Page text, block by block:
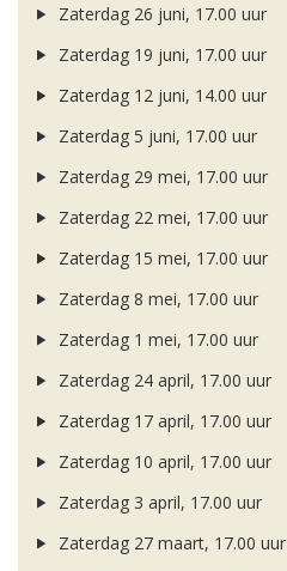
Zaterdag 26 juni, 17.00 uur
Zaterdag 19 juni, 17.00 uur
Zaterdag 12 juni, 14.00 uur
Zaterdag 5 juni, 17.00 uur
Zaterdag 29 mei, 17.00 uur
Zaterdag 22 mei, 17.00 uur
Zaterdag 15 mei, 17.00 uur
Zaterdag 8 mei, 17.00 uur
Zaterdag 1 mei, 17.00 uur
Zaterdag 24 april, 17.00 uur
Zaterdag 17 april, 17.00 uur
Zaterdag 10 april, 17.00 uur
Zaterdag 3 april, 17.00 uur
Zaterdag 27 maart, 17.00 uur